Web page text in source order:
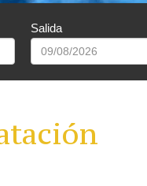
Salida